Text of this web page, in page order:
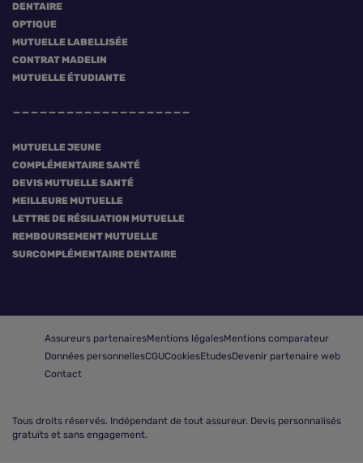
DENTAIRE
OPTIQUE
MUTUELLE LABELLISÉE
CONTRAT MADELIN
MUTUELLE ÉTUDIANTE
MUTUELLE JEUNE
COMPLÉMENTAIRE SANTÉ
DEVIS MUTUELLE SANTÉ
MEILLEURE MUTUELLE
LETTRE DE RÉSILIATION MUTUELLE
REMBOURSEMENT MUTUELLE
SURCOMPLÉMENTAIRE DENTAIRE
Assureurs partenairesMentions légalesMentions comparateur
Données personnellesCGUCookiesEtudesDevenir partenaire web
Contact
Tous droits réservés. Indépendant de tout assureur. Devis personnalisés
gratuits et sans engagement.